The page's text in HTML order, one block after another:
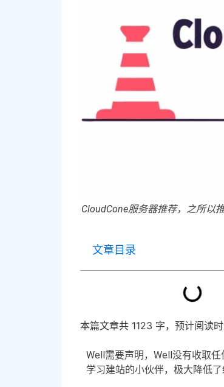
CloudCone服务器推荐，之所以
文章目录
本篇文章共 1123 字，预计阅读
Well需要声明，Well没有收取
学习建站的小伙伴，极大降低了